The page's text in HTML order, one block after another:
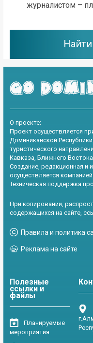
журналистом –
Найти
О проекте:
Проект осуществляется
Доминиканской
туристического
Кавказа, Ближнего Востока
Создание, редакционная и
осуществляется компанией
Техническая поддержка
При копировании,
содержащихся на сайте,
Правила и политика
Реклама на сайте
Полезные
ссылки и
файлы
Планируемые
мероприятия